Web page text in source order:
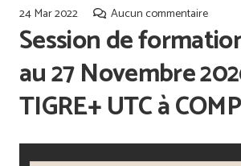
24 Mar 2022 Aucun commentaire
Session de
au 27 Novembre
TIGRE+ UTC à